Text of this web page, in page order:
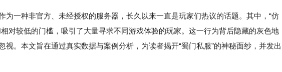
为一种非官方、未经授权的服务器，长久以来一直是玩家们热议的话题。其中，“仿
对较低的门槛，吸引了大量寻求不同游戏体验的玩家。这一行为背后隐藏的灰色地
视。本文旨在通过真实数据与案例分析，为读者揭开“蜀门私服”的神秘面纱，并发出